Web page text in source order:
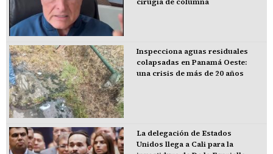
Inspecciona aguas residuales
colapsadas en Panamá Oeste:
una crisis de más de 20 años
La delegación de Estados
Unidos llega a Cali para la